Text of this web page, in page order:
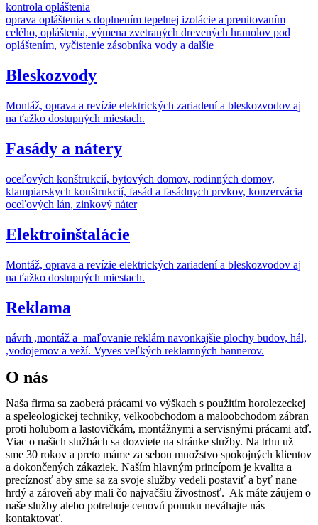
kontrola opláštenia
oprava opláštenia s doplnením tepelnej izolácie a prenitovaním
celého, opláštenia, výmena zvetraných drevených hranolov pod
opláštením, vyčistenie zásobníka vody a dalšie
Bleskozvody
Montáž, oprava a revízie elektrických zariadení a bleskozvodov aj
na ťažko dostupných miestach.
Fasády a nátery
oceľových konštrukcií, bytových domov, rodinných domov,
klampiarskych konštrukcií, fasád a fasádnych prvkov, konzervácia
oceľových lán, zinkový náter
Elektroinštalácie
Montáž, oprava a revízie elektrických zariadení a bleskozvodov aj
na ťažko dostupných miestach.
Reklama
návrh ,montáž a maľovanie reklám navonkajšie plochy budov, hál,
,vodojemov a veží. Vyves veľkých reklamných bannerov.
O nás
Naša firma sa zaoberá prácami vo výškach s použitím horolezeckej
a speleologickej techniky, velkoobchodom a maloobchodom zábran
proti holubom a lastovičkám, montážnymi a servisnými prácami atď.
Viac o našich službách sa dozviete na stránke služby. Na trhu už
sme 30 rokov a preto máme za sebou množstvo spokojných klientov
a dokončených zákaziek. Naším hlavným princípom je kvalita a
precíznosť aby sme sa za svoje služby vedeli postaviť a byť nane
hrdý a zároveň aby mali čo najvačšiu živostnosť. Ak máte záujem o
naše služby alebo potrebuje cenovú ponuku neváhajte nás
kontaktovať.